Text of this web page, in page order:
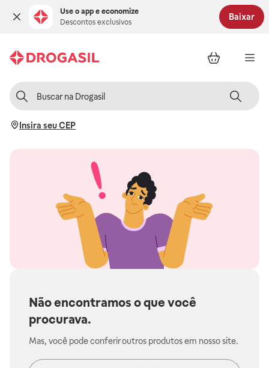
Use o app e economize
Descontos exclusivos
Baixar
Insira seu CEP
Não encontramos o que você
procurava.
Mas, você pode conferir outros produtos em nosso site.